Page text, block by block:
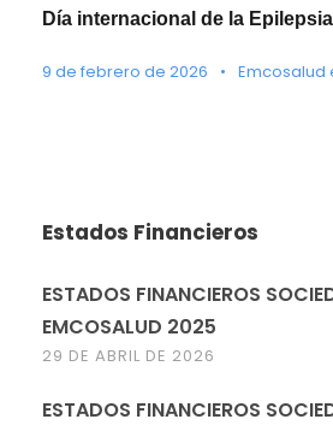
Día internacional de la Epilepsia
9 de febrero de 2026 • Emcosalud
Estados Financieros
ESTADOS FINANCIEROS
EMCOSALUD 2025
29 DE ABRIL DE 2026
ESTADOS FINANCIEROS